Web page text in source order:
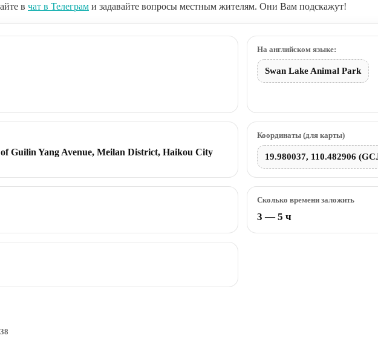
в чат в Телеграм и задавайте вопросы местным жителям. Они Вам подскажут!
На английском языке:
Swan Lake Animal Park
of Guilin Yang Avenue, Meilan District, Haikou City
Координаты (для карты)
19.980037, 110.482906
Сколько времени заложить
3 — 5 ч